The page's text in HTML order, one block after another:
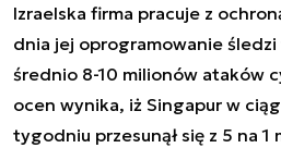
Izraelska firma pracuje z
dnia jej oprogramowanie
średnio 8-10 milionów ataków
ocen wynika, iż Singapur w
tygodniu przesunął się z 5 na